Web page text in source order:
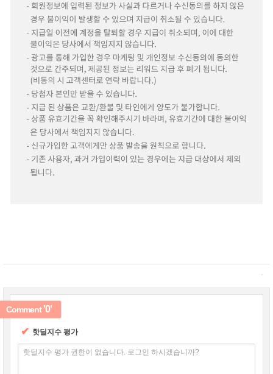
✔ 핫딜지수 평가
핫딜지수 평가 권한이 없습니다. 로그인 하시겠습니까?
Comment'0'